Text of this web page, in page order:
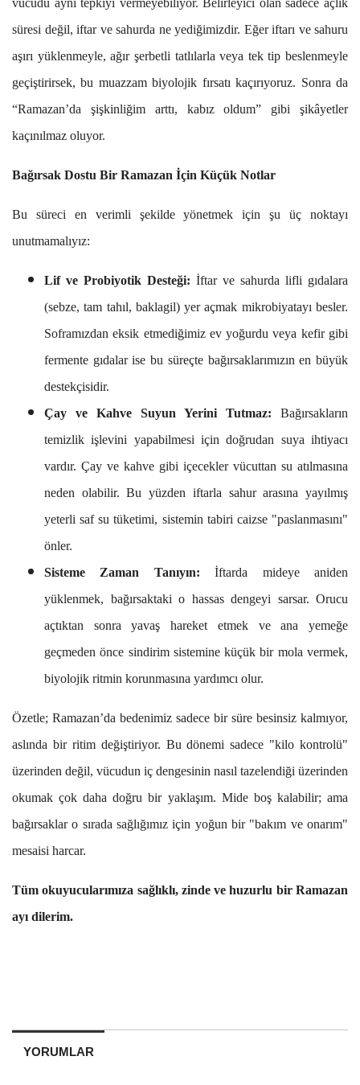
vücudu aynı tepkiyi vermeyebiliyor. Belirleyici olan sadece açlık
süresi değil, iftar ve sahurda ne yediğimizdir. Eğer iftarı ve sahuru
aşırı yüklenmeyle, ağır şerbetli tatlılarla veya tek tip beslenmeyle
geçiştirirsek, bu muazzam biyolojik fırsatı kaçırıyoruz. Sonra da
“Ramazan’da şişkinliğim arttı, kabız oldum” gibi şikâyetler
kaçınılmaz oluyor.
Bağırsak Dostu Bir Ramazan İçin Küçük Notlar
Bu süreci en verimli şekilde yönetmek için şu üç noktayı
unutmamalıyız:
Lif ve Probiyotik Desteği: İftar ve sahurda lifli gıdalara
(sebze, tam tahıl, baklagil) yer açmak mikrobiyatayı besler.
Soframızdan eksik etmediğimiz ev yoğurdu veya kefir gibi
fermente gıdalar ise bu süreçte bağırsaklarımızın en büyük
destekçisidir.
Çay ve Kahve Suyun Yerini Tutmaz: Bağırsakların
temizlik işlevini yapabilmesi için doğrudan suya ihtiyacı
vardır. Çay ve kahve gibi içecekler vücuttan su atılmasına
neden olabilir. Bu yüzden iftarla sahur arasına yayılmış
yeterli saf su tüketimi, sistemin tabiri caizse "paslanmasını"
önler.
Sisteme Zaman Tanıyın: İftarda mideye aniden
yüklenmek, bağırsaktaki o hassas dengeyi sarsar. Orucu
açtıktan sonra yavaş hareket etmek ve ana yemeğe
geçmeden önce sindirim sistemine küçük bir mola vermek,
biyolojik ritmin korunmasına yardımcı olur.
Özetle; Ramazan’da bedenimiz sadece bir süre besinsiz kalmıyor,
aslında bir ritim değiştiriyor. Bu dönemi sadece "kilo kontrolü"
üzerinden değil, vücudun iç dengesinin nasıl tazelendiği üzerinden
okumak çok daha doğru bir yaklaşım. Mide boş kalabilir; ama
bağırsaklar o sırada sağlığımız için yoğun bir "bakım ve onarım"
mesaisi harcar.
Tüm okuyucularımıza sağlıklı, zinde ve huzurlu bir Ramazan
ayı dilerim.
YORUMLAR